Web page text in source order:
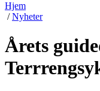
Hjem
/ Nyheter
Årets